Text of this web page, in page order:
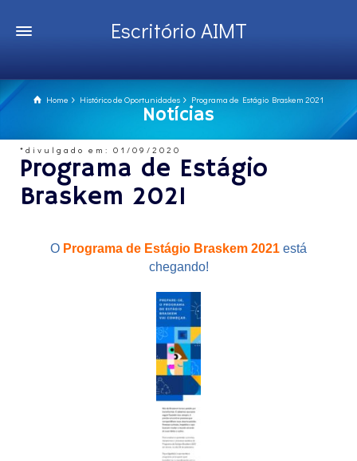
Escritório AIMT
Home Histórico de Oportunidades Programa de Estágio Braskem 2021
Notícias
*divulgado em: 01/09/2020
Programa de Estágio
Braskem 2021
O Programa de Estágio Braskem 2021 está
chegando!